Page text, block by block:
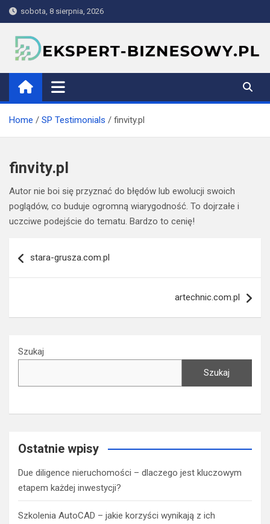
Skip
to
content
sobota, 8 sierpnia, 2026
ekspert-biznesowy.pl
Home SP Testimonials finvity.pl
finvity.pl
Autor nie boi się przyznać do błędów lub ewolucji swoich
poglądów, co buduje ogromną wiarygodność. To dojrzałe i
uczciwe podejście do tematu. Bardzo to cenię!
wpisu
stara-grusza.com.pl
artechnic.com.pl
Szukaj
Szukaj
Ostatnie wpisy
Due diligence nieruchomości – dlaczego jest kluczowym
etapem każdej inwestycji?
Szkolenia AutoCAD – jakie korzyści wynikają z ich